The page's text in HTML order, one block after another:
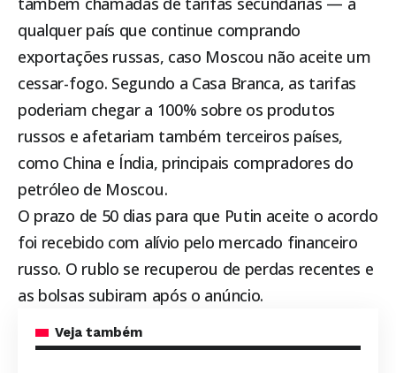
qualquer país que continue comprando
exportações russas, caso Moscou não aceite um
cessar-fogo. Segundo a Casa Branca, as tarifas
poderiam chegar a 100% sobre os produtos
russos e afetariam também terceiros países,
como China e Índia, principais compradores do
petróleo de Moscou.
O prazo de 50 dias para que Putin aceite o acordo
foi recebido com alívio pelo mercado financeiro
russo. O rublo se recuperou de perdas recentes e
as bolsas subiram após o anúncio.
Veja também